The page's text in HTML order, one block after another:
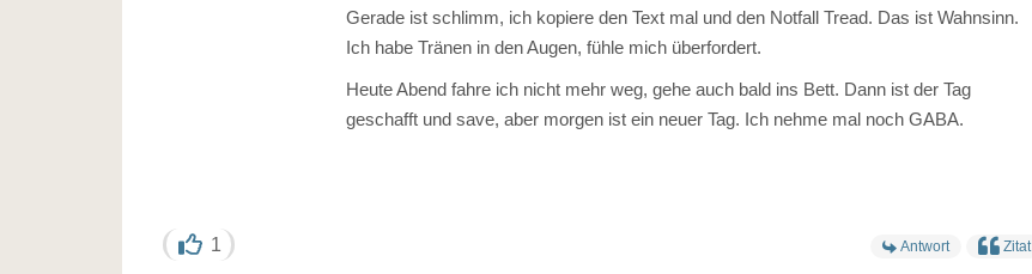
Gerade ist schlimm, ich kopiere den Text mal und den Notfall Tread. Das ist Wahnsinn.
Ich habe Tränen in den Augen, fühle mich überfordert.
Heute Abend fahre ich nicht mehr weg, gehe auch bald ins Bett. Dann ist der Tag
geschafft und save, aber morgen ist ein neuer Tag. Ich nehme mal noch GABA.
1 Antwort Zitat